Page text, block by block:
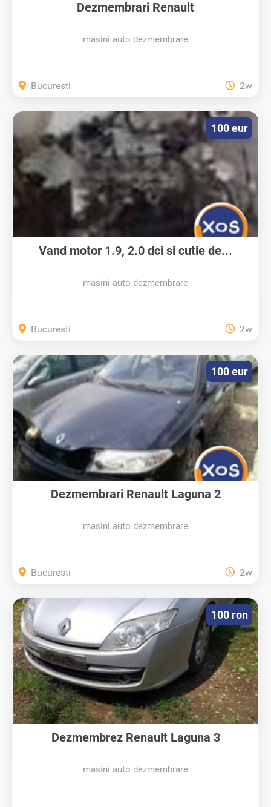
Dezmembrari Renault
masini auto dezmembrare
Bucuresti 2w
Vand motor 1.9, 2.0 dci si cutie de...
masini auto dezmembrare
100 eur
Bucuresti 2w
Dezmembrari Renault Laguna 2
masini auto dezmembrare
100 eur
Bucuresti 2w
Dezmembrez Renault Laguna 3
masini auto dezmembrare
100 ron